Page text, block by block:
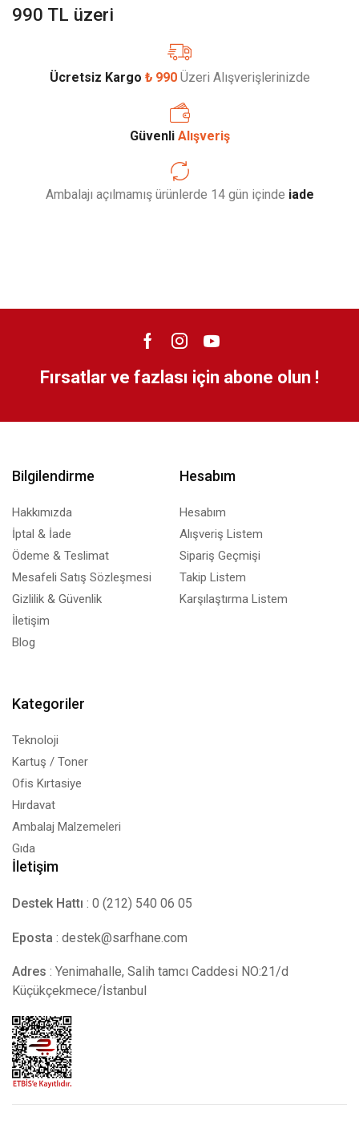
990 TL üzeri
Ücretsiz Kargo ₺ 990Üzeri Alışverişlerinizde
Güvenli Alışveriş
Ambalajı açılmamış ürünlerde 14 gün içinde iade
Fırsatlar ve fazlası için abone olun !
Bilgilendirme
Hakkımızda
İptal & İade
Ödeme & Teslimat
Mesafeli Satış Sözleşmesi
Gizlilik & Güvenlik
İletişim
Blog
Hesabım
Hesabım
Alışveriş Listem
Sipariş Geçmişi
Takip Listem
Karşılaştırma Listem
Kategoriler
Teknoloji
Kartuş / Toner
Ofis Kırtasiye
Hırdavat
Ambalaj Malzemeleri
Gıda
İletişim
Destek Hattı : 0 (212) 540 06 05
Eposta : destek@sarfhane.com
Adres : Yenimahalle, Salih tamcı Caddesi NO:21/d
Küçükçekmece/İstanbul